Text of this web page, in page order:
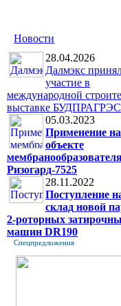
Новости
28.04.2026
Далмэкс
участие в
международной
выставке
05.03.2023
Применение на
объекте
Ризогард-7525
28.11.2022
Поступление
склад новой
2-роторных
машин DR190
Спецпредложения